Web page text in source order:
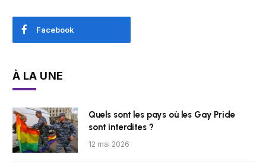
Facebook
À LA UNE
Quels sont les pays où les Gay Pride
sont interdites ?
12 mai 2026